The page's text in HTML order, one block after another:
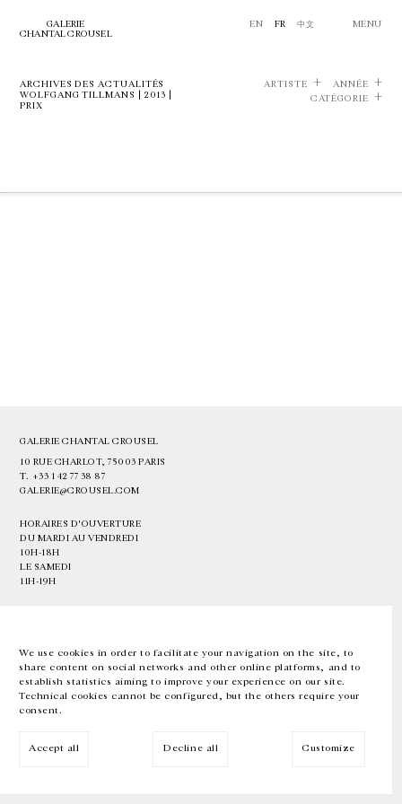
We use cookies in order to facilitate your navigation on the site, to
share content on social networks and other online platforms, and to
establish statistics aiming to improve your experience on our site.
Technical cookies cannot be configured, but the others require your
consent.
Accept all Decline all Customize
GALERIE
CHANTAL CROUSEL
EN FR 中文 MENU
ARCHIVES DES ACTUALITÉS
WOLFGANG TILLMANS | 2013 |
PRIX
ARTISTE
ANNÉE
CATÉGORIE
GALERIE CHANTAL CROUSEL
10 RUE CHARLOT, 75003 PARIS
T. +33 1 42 77 38 87
GALERIE@CROUSEL.COM
HORAIRES D'OUVERTURE
DU MARDI AU VENDREDI
10H-18H
LE SAMEDI
11H-19H
EN FR 中文 Facebook Instagram
Inscrivez-vous à notre newsletter